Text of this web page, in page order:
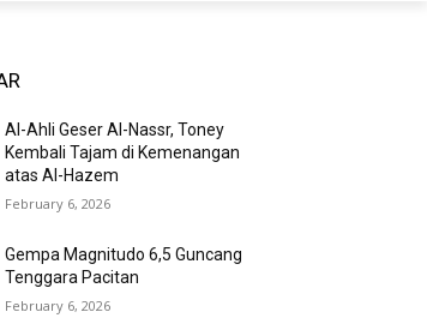
Al-Ahli Geser Al-Nassr, Toney
Kembali Tajam di Kemenangan
atas Al-Hazem
February 6, 2026
Gempa Magnitudo 6,5 Guncang
Tenggara Pacitan
February 6, 2026